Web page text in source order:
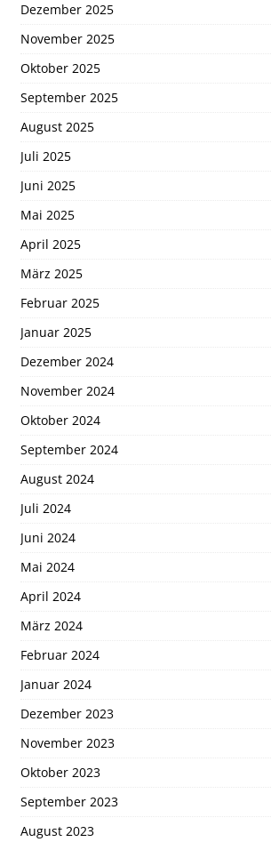
Dezember 2025
November 2025
Oktober 2025
September 2025
August 2025
Juli 2025
Juni 2025
Mai 2025
April 2025
März 2025
Februar 2025
Januar 2025
Dezember 2024
November 2024
Oktober 2024
September 2024
August 2024
Juli 2024
Juni 2024
Mai 2024
April 2024
März 2024
Februar 2024
Januar 2024
Dezember 2023
November 2023
Oktober 2023
September 2023
August 2023